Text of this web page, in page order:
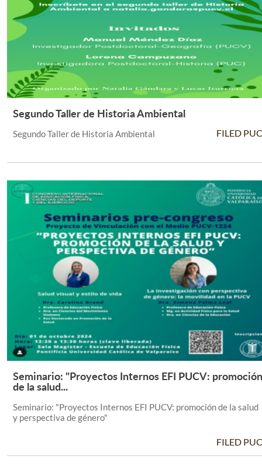
Segundo Taller de Historia Ambiental
Segundo Taller de Historia Ambiental FILED
Leer Más +
Seminario: "Proyectos Internos EFI PUCV: promoción
de la salud...
Seminario: "Proyectos Internos EFI PUCV: promoción de la salud
y perspectiva de género"
FILED